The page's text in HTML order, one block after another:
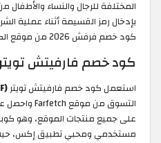
بإدخال رمز القسيمة أثناء عملية
كود خصم فرفش 2026 من موقع الكوبون.
كود خصم فارفيتش تويتر
استعمل كود خصم فارفيتش تويتر(NC10FF)
على جميع منتجات الموقع، وهو
مستخدمي ومحبي تطبيق إكس،